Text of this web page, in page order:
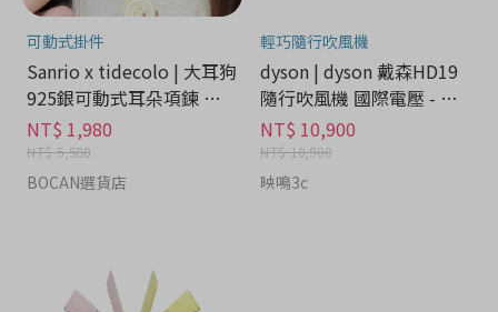
可動式掛件
Sanrio x tidecolo | 大耳狗
925銀可動式耳朵項鍊 禮
盒 - 流行潮牌分期
NT$ 1,980
NT$ 5,580
BOCAN選貨店
輕巧隨行吹風機
dyson | dyson 戴森HD19
隨行吹風機 國際電壓 - 家
電分期
NT$ 10,900
NT$ 10,900
映鳴3c